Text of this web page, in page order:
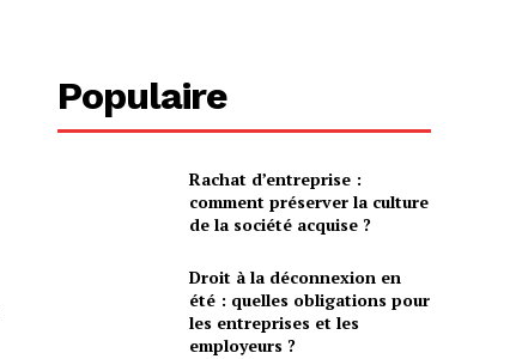
Populaire
Rachat d’entreprise :
comment préserver la culture
de la société acquise ?
Droit à la déconnexion en
été : quelles obligations pour
les entreprises et les
employeurs ?